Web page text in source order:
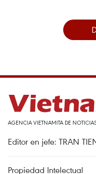
AGENCIA VIETNAMITA DE
Editor en jefe: TRAN
Propiedad Intelectual